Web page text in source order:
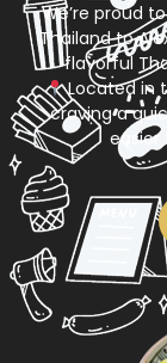
We’re proud
Thailand to
flavorful
Located in
craving a
easier